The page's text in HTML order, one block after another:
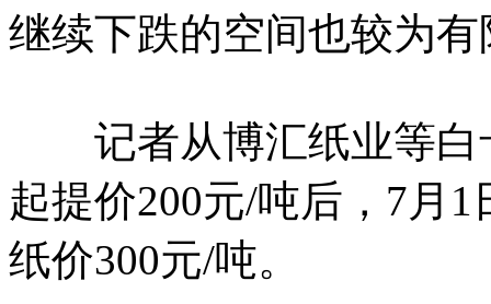
继续下跌的空间也较为有
记者从博汇纸业等白
起提价200元/吨后，7月
纸价300元/吨。